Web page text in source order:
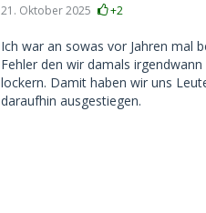
21. Oktober 2025 +2
Ich war an sowas vor Jahren mal
Fehler den wir damals
lockern. Damit haben wir uns
daraufhin ausgestiegen.